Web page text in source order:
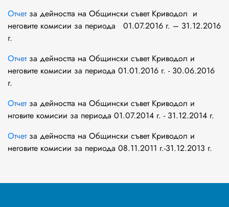
Отчетза дейността на Общински съвет Криводол и
неговите комисии за периода 01.07.2016 г. – 31.12.2016
г.
Отчетза дейността на Общински съвет Криводол и
неговите комисии за периода 01.01.2016 г. - 30.06.2016
г.
Отчетза дейността на Общински съвет Криводол и
нговите комисии за периода 01.07.2014 г. - 31.12.2014 г.
Отчетза дейността на Общински съвет Криводол и
неговите комисии за периода 08.11.2011 г.-31.12.2013 г.